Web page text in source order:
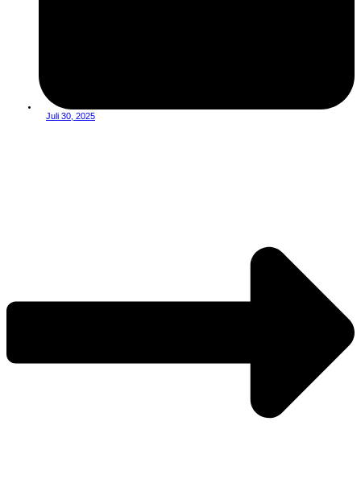
Juli 30, 2025